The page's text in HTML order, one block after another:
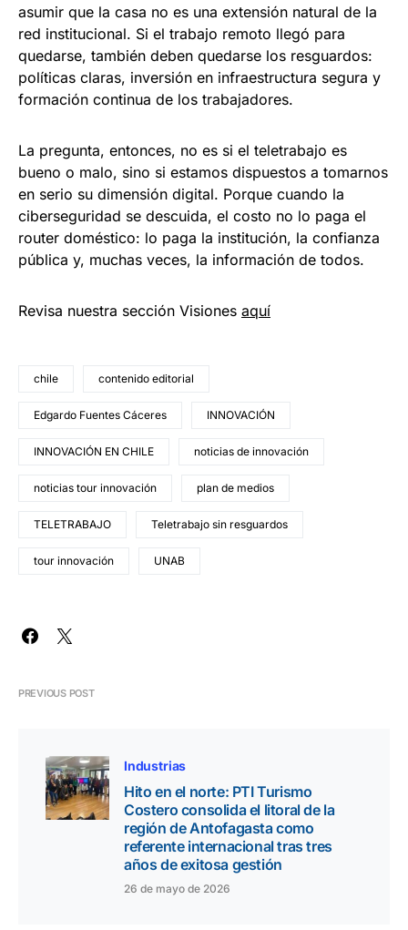
asumir que la casa no es una extensión natural de la
red institucional. Si el trabajo remoto llegó para
quedarse, también deben quedarse los resguardos:
políticas claras, inversión en infraestructura segura y
formación continua de los trabajadores.
La pregunta, entonces, no es si el teletrabajo es
bueno o malo, sino si estamos dispuestos a tomarnos
en serio su dimensión digital. Porque cuando la
ciberseguridad se descuida, el costo no lo paga el
router doméstico: lo paga la institución, la confianza
pública y, muchas veces, la información de todos.
Revisa nuestra sección Visiones aquí
chile contenido editorial
Edgardo Fuentes Cáceres INNOVACIÓN
INNOVACIÓN EN CHILE noticias de innovación
noticias tour innovación plan de medios
TELETRABAJO Teletrabajo sin resguardos
tour innovación UNAB
PREVIOUS POST
Industrias
Hito en el norte: PTI Turismo
Costero consolida el litoral de la
región de Antofagasta como
referente internacional tras tres
años de exitosa gestión
26 de mayo de 2026